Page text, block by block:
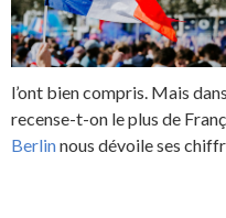
l’ont bien compris. Mais
recense-t-on le plus de
Berlinnous dévoile ses